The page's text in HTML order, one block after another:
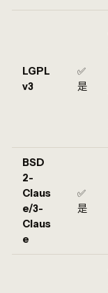
LGPL
v3
✅
是
BSD
2-
Claus
e/3-
Claus
e
✅
是